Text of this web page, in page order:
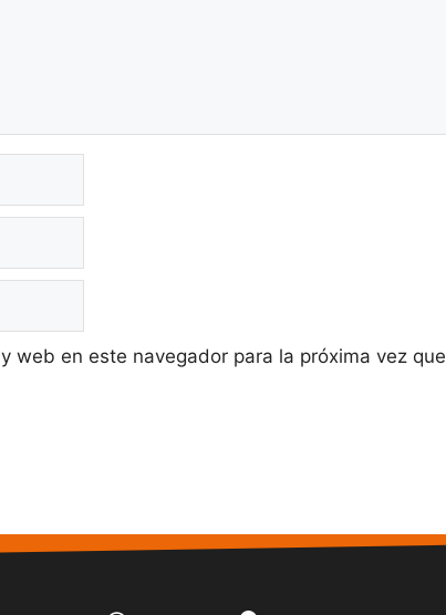
web en este navegador para la próxima vez que